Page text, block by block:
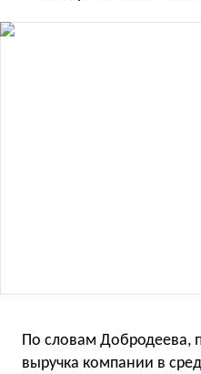
По словам Добродеева,
выручка компании в